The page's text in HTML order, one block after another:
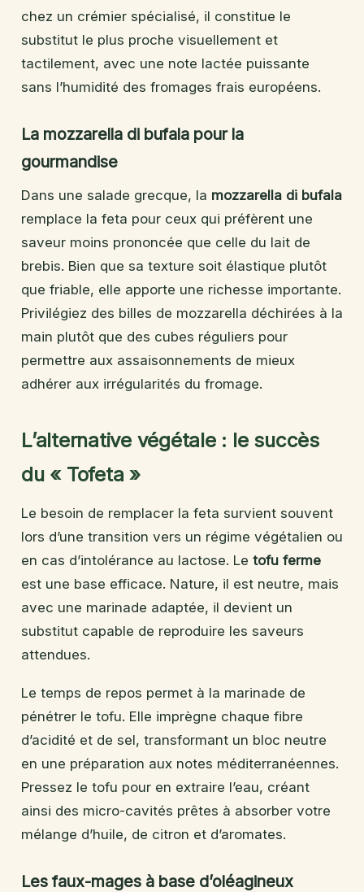
chez un crémier spécialisé, il constitue le
substitut le plus proche visuellement et
tactilement, avec une note lactée puissante
sans l’humidité des fromages frais européens.
La mozzarella di bufala pour la
gourmandise
Dans une salade grecque, la mozzarella di bufala
remplace la feta pour ceux qui préfèrent une
saveur moins prononcée que celle du lait de
brebis. Bien que sa texture soit élastique plutôt
que friable, elle apporte une richesse importante.
Privilégiez des billes de mozzarella déchirées à la
main plutôt que des cubes réguliers pour
permettre aux assaisonnements de mieux
adhérer aux irrégularités du fromage.
L’alternative végétale : le succès
du « Tofeta »
Le besoin de remplacer la feta survient souvent
lors d’une transition vers un régime végétalien ou
en cas d’intolérance au lactose. Le tofu ferme
est une base efficace. Nature, il est neutre, mais
avec une marinade adaptée, il devient un
substitut capable de reproduire les saveurs
attendues.
Le temps de repos permet à la marinade de
pénétrer le tofu. Elle imprègne chaque fibre
d’acidité et de sel, transformant un bloc neutre
en une préparation aux notes méditerranéennes.
Pressez le tofu pour en extraire l’eau, créant
ainsi des micro-cavités prêtes à absorber votre
mélange d’huile, de citron et d’aromates.
Les faux-mages à base d’oléagineux